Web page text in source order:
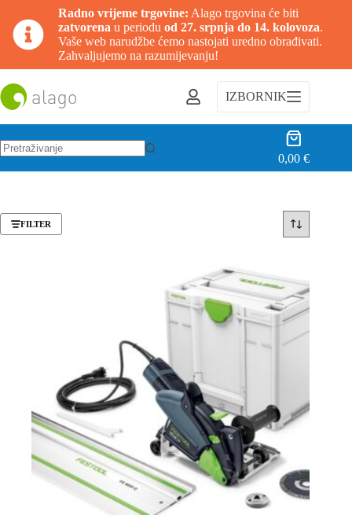
Radno vrijeme trgovine: Alago trgovina će biti
zatvorena u periodu od 27. srpnja do 14. kolovoza.
Vaše web narudžbe ćemo nastojati uredno obrađivati.
Zahvaljujemo na razumijevanju!
na
sadržaj
IZBORNIK
Košarica
0,00€
FILTER